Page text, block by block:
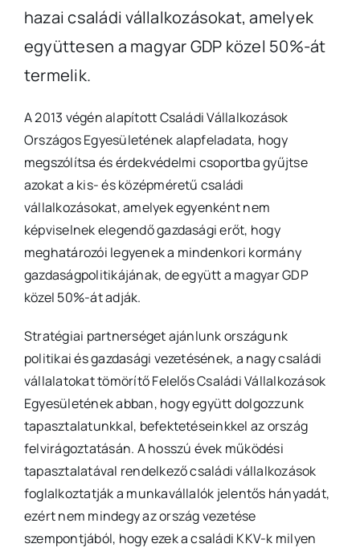
hazai családi vállalkozásokat, amelyek
együttesen a magyar GDP közel 50%-át
termelik.
A 2013 végén alapított Családi Vállalkozások
Országos Egyesületének alapfeladata, hogy
megszólítsa és érdekvédelmi csoportba gyűjtse
azokat a kis- és középméretű családi
vállalkozásokat, amelyek egyenként nem
képviselnek elegendő gazdasági erőt, hogy
meghatározói legyenek a mindenkori kormány
gazdaságpolitikájának, de együtt a magyar GDP
közel 50%-át adják.
Stratégiai partnerséget ajánlunk országunk
politikai és gazdasági vezetésének, a nagy családi
vállalatokat tömörítő Felelős Családi Vállalkozások
Egyesületének abban, hogy együtt dolgozzunk
tapasztalatunkkal, befektetéseinkkel az ország
felvirágoztatásán. A hosszú évek működési
tapasztalatával rendelkező családi vállalkozások
foglalkoztatják a munkavállalók jelentős hányadát,
ezért nem mindegy az ország vezetése
szempontjából, hogy ezek a családi KKV-k milyen